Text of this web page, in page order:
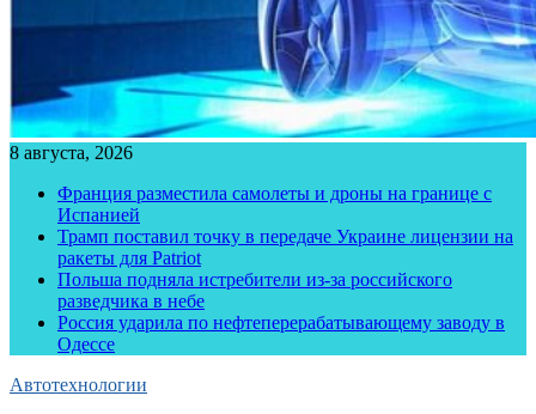
8 августа, 2026
Франция разместила самолеты и дроны на границе с
Испанией
Трамп поставил точку в передаче Украине лицензии на
ракеты для Patriot
Польша подняла истребители из-за российского
разведчика в небе
Россия ударила по нефтеперерабатывающему заводу в
Одессе
Автотехнологии